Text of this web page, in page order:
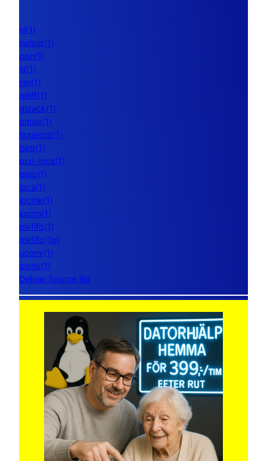
nl(1)
nohup(1)
pon(1)
ld(1)
nm(1)
ndiff(1)
gstack(1)
pmap(1)
hugetop(1)
lsirq(1)
pcp-ipcs(1)
lsipc(1)
ipcs(1)
ipcmk(1)
ipcrm(1)
mkfifo(1)
mkfifo(1p)
uconv(1)
iconv(1)
Debian Source list